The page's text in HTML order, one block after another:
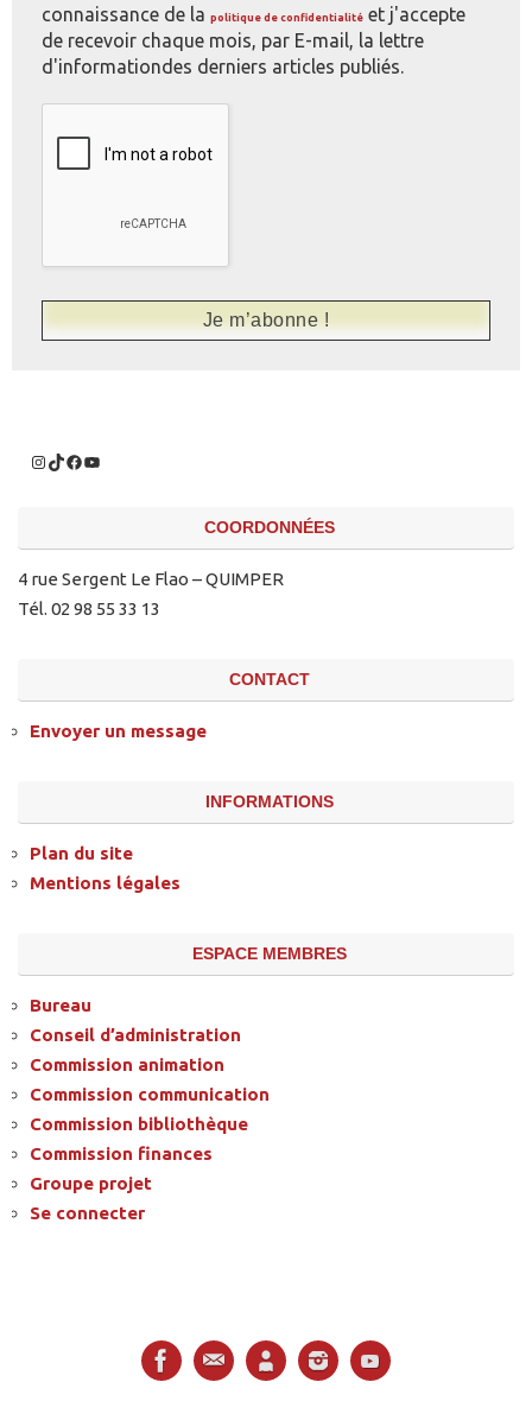
connaissance de la politique de confidentialité et j'accepte
de recevoir chaque mois, par E-mail, la lettre
d'informationdes derniers articles publiés.
COORDONNÉES
4 rue Sergent Le Flao – QUIMPER
Tél. 02 98 55 33 13
CONTACT
Envoyer un message
INFORMATIONS
Plan du site
Mentions légales
ESPACE MEMBRES
Bureau
Conseil d’administration
Commission animation
Commission communication
Commission bibliothèque
Commission finances
Groupe projet
Se connecter